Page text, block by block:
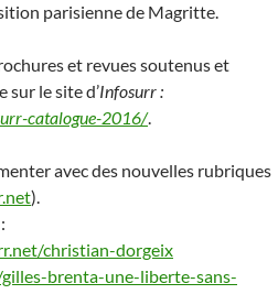
parisienne de Magritte.
et revues soutenus et
sur le site d’Infosurr :
catalogue-2016/.
avec des nouvelles rubriques
).
christian-dorgeix
brenta-une-liberte-sans-